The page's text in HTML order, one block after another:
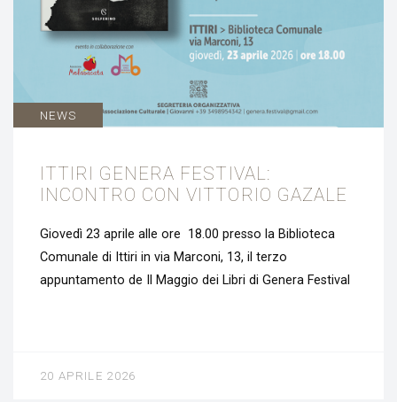
NEWS
ITTIRI GENERA FESTIVAL:
INCONTRO CON VITTORIO GAZALE
Giovedì 23 aprile alle ore 18.00 presso la Biblioteca
Comunale di Ittiri in via Marconi, 13, il terzo
appuntamento de Il Maggio dei Libri di Genera Festival
20 APRILE 2026